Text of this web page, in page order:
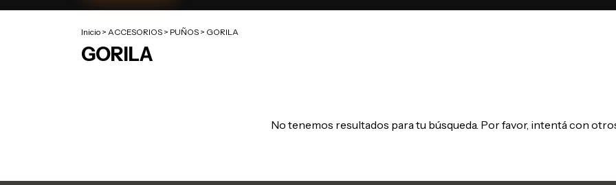
Inicio > ACCESORIOS > PUÑOS > GORILA
GORILA
No tenemos resultados para tu búsqueda. Por favor, intentá con